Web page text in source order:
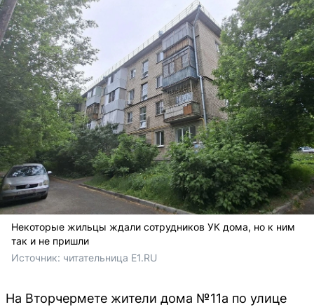
Некоторые жильцы ждали сотрудников УК дома, но к ним
так и не пришли
Источник: читательница E1.RU
На Вторчермете жители дома №11а по улице